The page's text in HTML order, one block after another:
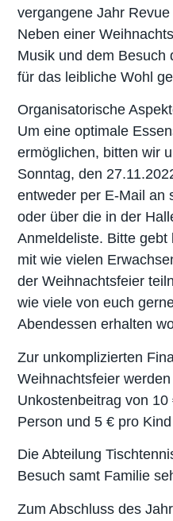
vergangene Jahr
Neben einer
Musik und dem Besuch
für das leibliche Wohl
Organisatorische
Um eine optimale
ermöglichen, bitten wir
Sonntag, den
entweder per E-Mail an
oder über die in der
Anmeldeliste. Bitte gebt
mit wie vielen
der Weihnachtsfeier
wie viele von euch
Abendessen erhalten
Zur unkomplizierten
Weihnachtsfeier
Unkostenbeitrag von
Person und 5 € pro
Die Abteilung
Besuch samt Familie
Zum Abschluss des